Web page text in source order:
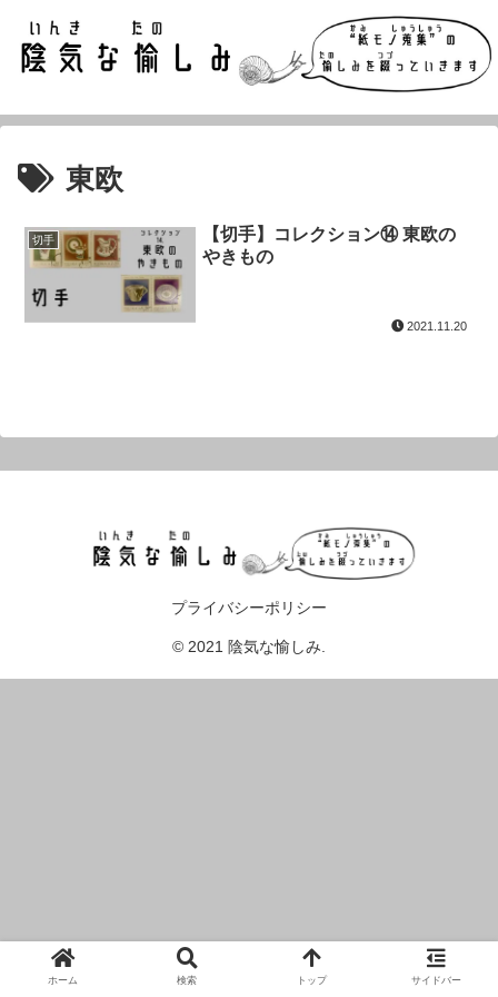
東欧
切手
【切手】コレクション⑭ 東欧の
やきもの
2021.11.20
プライバシーポリシー
© 2021 陰気な愉しみ.
ホーム 検索 トップ サイドバー